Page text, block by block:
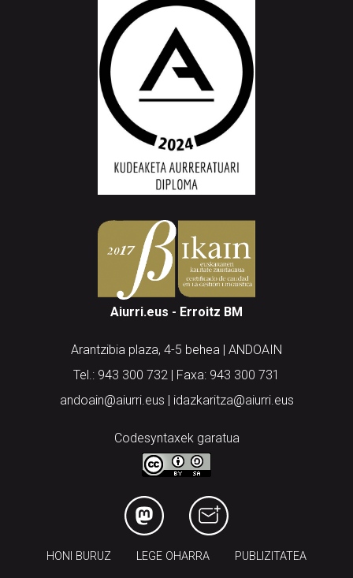
Aiurri.eus - Erroitz BM
Arantzibia plaza, 4-5 behea | ANDOAIN
Tel.: 943 300 732 | Faxa: 943 300 731
andoain@aiurri.eus | idazkaritza@aiurri.eus
Codesyntaxek garatua
HONI BURUZ LEGE OHARRA PUBLIZITATEA